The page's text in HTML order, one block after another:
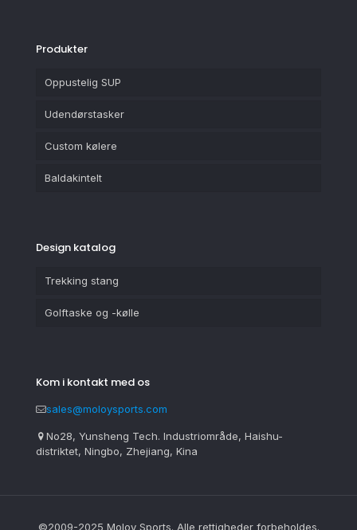
Produkter
Oppustelig SUP
Udendørstasker
Custom kølere
Baldakintelt
Design katalog
Trekking stang
Golftaske og -kølle
Kom i kontakt med os
sales@moloysports.com
No28, Yunsheng Tech. Industriområde, Haishu-
distriktet, Ningbo, Zhejiang, Kina
©2009-2025 Moloy Sports. Alle rettigheder forbeholdes.